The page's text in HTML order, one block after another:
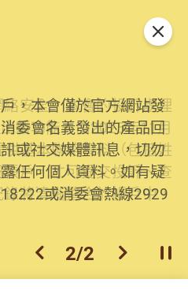
，本會僅於官方網站發
委會名義發出的產品回
或社交媒體訊息，切勿
任何個人資料。如有疑
或消委會熱線2929
安全，本會的投訴處理
新功能。由2025年11月
基本聯絡資料（包括姓
戶，才可提交投訴、查
將清晰整合於帳戶中，
上一個
2/2 下一個開
關閉